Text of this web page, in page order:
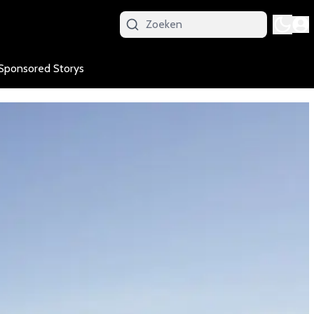
Storys